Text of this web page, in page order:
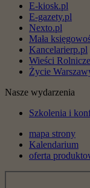
E-kiosk.pl
E-gazety.pl
Nexto.pl
Mała
Kancelarierp.pl
Wieści Rolnicze
Życie
Nasze wydarzenia
Szkolenia i
mapa strony
Kalendarium
oferta